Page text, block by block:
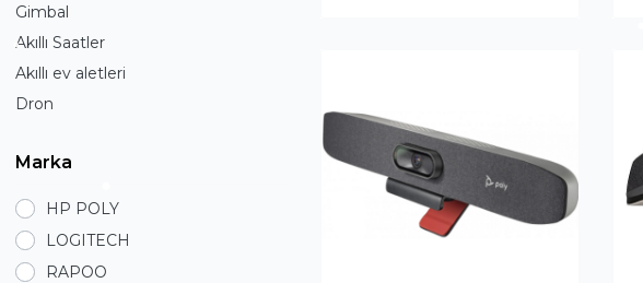
Gimbal
Akıllı Saatler
Akıllı ev aletleri
Dron
Marka
HP POLY
LOGITECH
RAPOO